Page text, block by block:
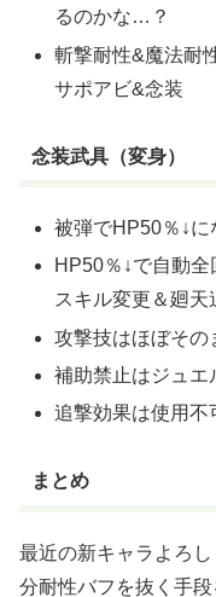
るのかな…？
斬撃耐性&魔法耐
サポアビ&念装
念装武具（変身）
被弾でHP50％↓
HP50％↓で自動全
スキル変更＆廻天
攻撃技はほぼその
補助禁止はジュエ
追撃効果は使用不
まとめ
最近の新キャラよろ
分耐性バフを抜く手段